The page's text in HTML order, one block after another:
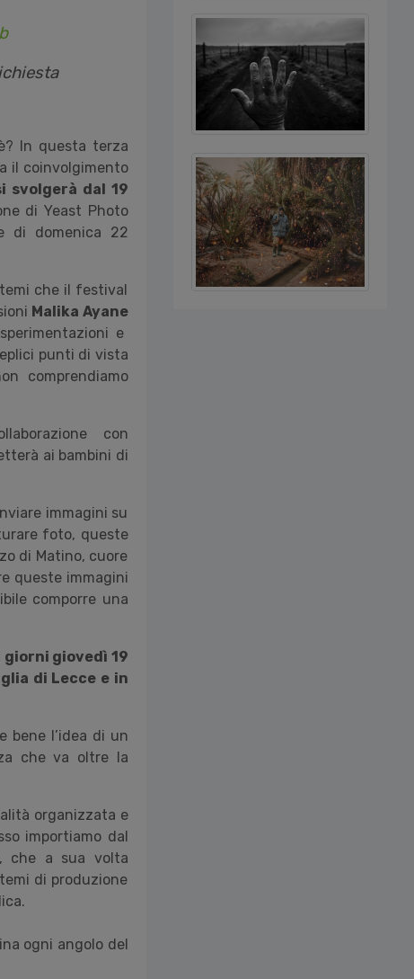
In questa terza
il coinvolgimento
svolgerà dal 19
di Yeast Photo
di domenica 22
che il festival
Malika Ayane
e
punti di vista
comprendiamo
con
ai bambini di
immagini su
foto, queste
di Matino, cuore
queste immagini
comporre una
giovedì 19
di Lecce e in
bene l’idea di un
che va oltre la
organizzata e
importiamo dal
che a sua volta
di produzione
ogni angolo del